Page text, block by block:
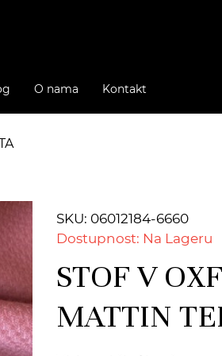
O nama Kontakt
SKU: 06012184-6660
Dostupnost: Na Lageru
STOF V
MATTIN